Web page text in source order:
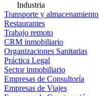
Industria
Transporte y almacenamiento
Restaurantes
Trabajo remoto
CRM inmobiliario
Organizaciones Sanitarias
Práctica Legal
Sector inmobiliario
Empresas de Consultoría
Empresas de Viajes